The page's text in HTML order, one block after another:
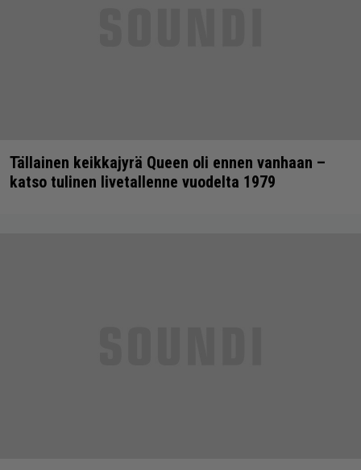
Tällainen keikkajyrä Queen oli ennen vanhaan –
katso tulinen livetallenne vuodelta 1979